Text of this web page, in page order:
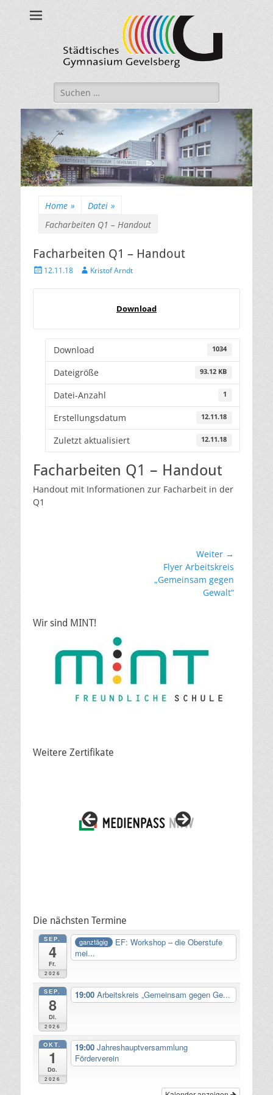
Städtisches
Gymnasium
Gevelsberg
Suche
nach:
Home » Datei »
Facharbeiten Q1 – Handout
Facharbeiten Q1 – Handout
Veröffentlicht
12.11.18 AutorKristof Arndt
Download
Download 1034
Dateigröße 93.12 KB
Datei-Anzahl 1
Erstellungsdatum 12.11.18
Zuletzt aktualisiert 12.11.18
Facharbeiten Q1 – Handout
Handout mit Informationen zur Facharbeit in der
Q1
Weiter →
Nächster
Beitrag:
Flyer Arbeitskreis
„Gemeinsam gegen
Gewalt“
Wir sind MINT!
Weitere Zertifikate
Die nächsten Termine
SEP.
4
Fr.
2026
ganztägig
EF: Workshop – die Oberstufe
mei...
SEP.
8
Di.
2026
19:00 Arbeitskreis „Gemeinsam gegen Ge...
OKT.
1
Do.
2026
19:00 Jahreshauptversammlung
Förderverein